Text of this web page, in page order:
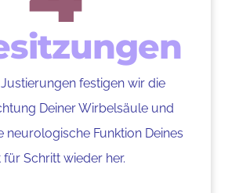
festigen wir die
Deiner Wirbelsäule und
neurologische Funktion Deines
Schritt wieder her.